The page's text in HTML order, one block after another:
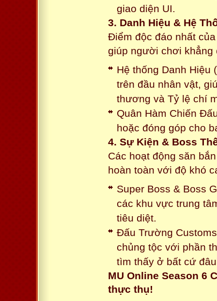
giao diện UI.
3. Danh Hiệu & Hệ
Điểm độc đáo nhất
giúp người chơi khẳng
Hệ thống Danh Hiệu
trên đầu nhân vật,
thương và Tỷ lệ chí
Quân Hàm Chiến
hoặc đóng góp cho
4. Sự Kiện & Boss
Các hoạt động săn
hoàn toàn với độ khó
Super Boss & Boss
các khu vực trung
tiêu diệt.
Đấu Trường
chủng tộc với phần
tìm thấy ở bất cứ
MU Online Season 6
thực thụ!